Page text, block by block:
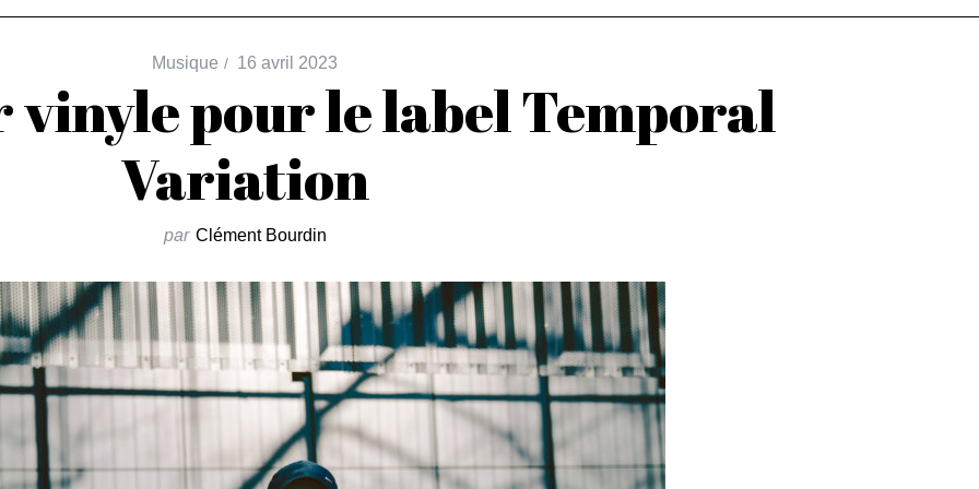
Musique 16 avril 2023
vinyle pour le label Temporal
Variation
par Clément Bourdin